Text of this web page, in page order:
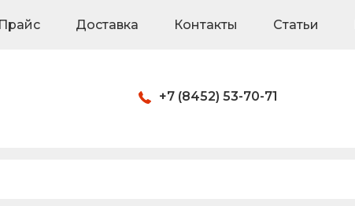
Прайс Доставка Контакты Статьи
+7 (8452) 53-70-71